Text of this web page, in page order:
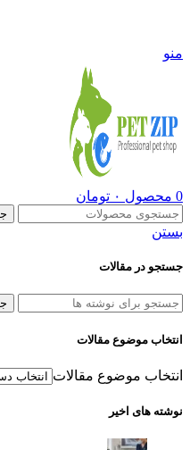
منو
0 محصول ۰ تومان
بستن
جستجو در مقالات
انتخاب موضوع مقالات
انتخاب موضوع مقالات
نوشته های اخیر